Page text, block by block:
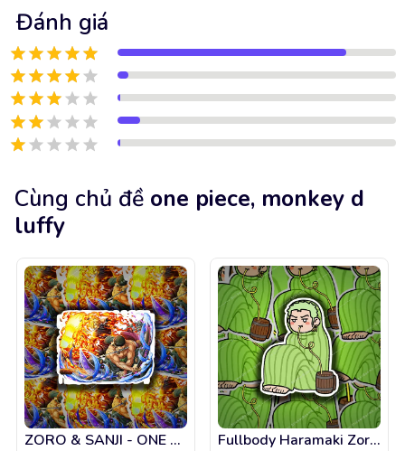
Đánh giá
Cùng chủ đề one piece, monkey d
luffy
ZORO & SANJI - ONE PIECE Fullbody Haramaki Zoro (sitting) Magnet